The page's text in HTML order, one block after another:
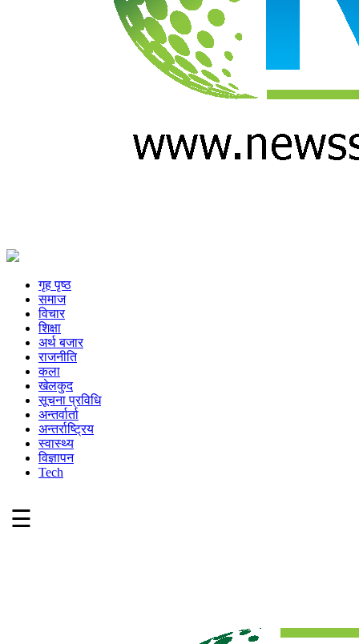
गृह पृष्ठ
समाज
विचार
शिक्षा
अर्थ बजार
राजनीति
कला
खेलकुद
सूचना प्रविधि
अन्तर्वार्ता
अन्तर्राष्ट्रिय
स्वास्थ्य
विज्ञापन
Tech
☰